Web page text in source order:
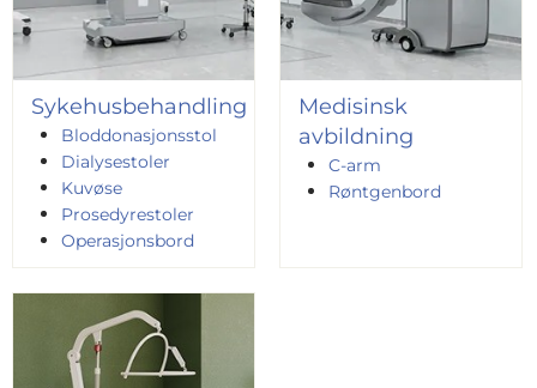
Sykehusbehandling
Bloddonasjonsstol
Dialysestoler
Kuvøse
Prosedyrestoler
Operasjonsbord
Medisinsk
avbildning
C-arm
Røntgenbord